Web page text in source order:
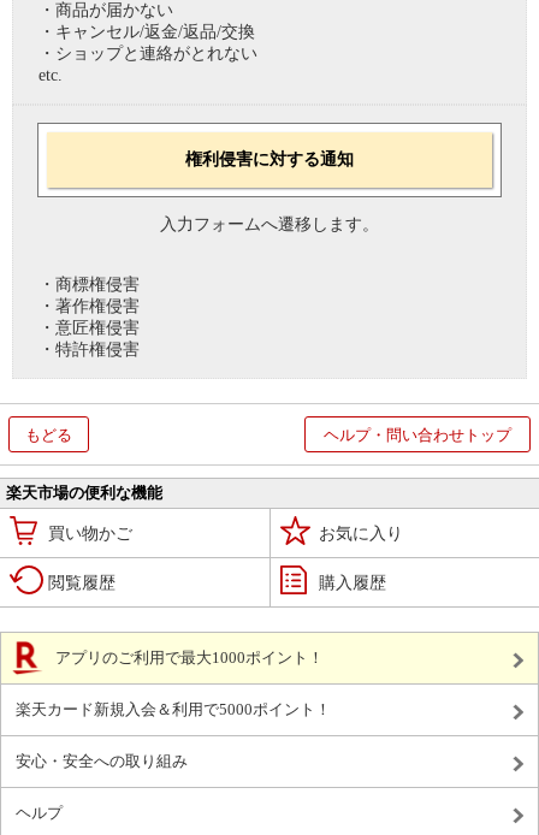
・商品が届かない
・キャンセル/返金/返品/交換
・ショップと連絡がとれない
etc.
権利侵害に対する通知
入力フォームへ遷移します。
・商標権侵害
・著作権侵害
・意匠権侵害
・特許権侵害
もどる ヘルプ・問い合わせトップ
楽天市場の便利な機能
買い物かご お気に入り
閲覧履歴 購入履歴
アプリのご利用で最大1000ポイント！
楽天カード新規入会＆利用で5000ポイント！
安心・安全への取り組み
ヘルプ